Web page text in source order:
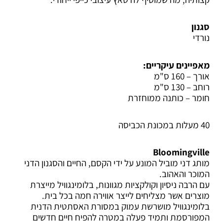
סגנון
נורדי
מאפיינים עיקריים:
אורך – 160 ס"מ
רוחב – 130 ס"מ
חומר – כותנה ממוחזרת
40 מעלות במכונת הכביסה
Bloomingville
מותג דני מוביל המונע על ידי הקסם, החיים והסגנון הדני
המוכר והאהוב.
עם הרבה ניסיון וקולקציות מגוונות, בלומינגוויל מייצרת
מוצרים אשר מצליחים לייצר אווירה חמה בכל בית.
בלומינגוויל מושרשת עמוק במסורת האסתטית הדנית
המפורסמת ותמיד פעלה במטרה להפיח חיים חדשים